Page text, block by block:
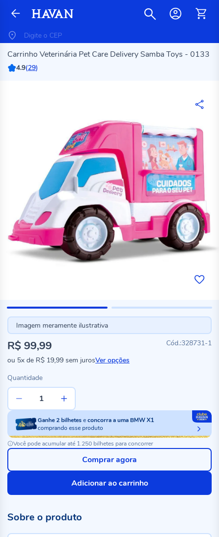
Carrinho Veterinária Pet Care Delivery Samba Toys - 0133
4.9(29)
Imagem meramente ilustrativa
328731-1
R$ 99,99
ou 5x de R$ 19,99 sem jurosVer opções
Quantidade
Ganhe2bilheteseconcorra a uma BMW X1
comprando esse produto
Você pode acumular até 1.250 bilhetes para concorrer
Adicionar ao carrinho
Comprar agora
Sobre o produto